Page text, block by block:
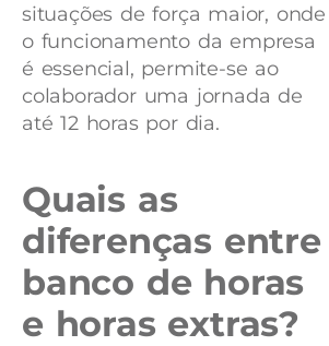
situações de força maior, onde
o funcionamento da empresa
é essencial, permite-se ao
colaborador uma jornada de
até 12 horas por dia.
Quais as
diferenças entre
banco de horas
e horas extras?